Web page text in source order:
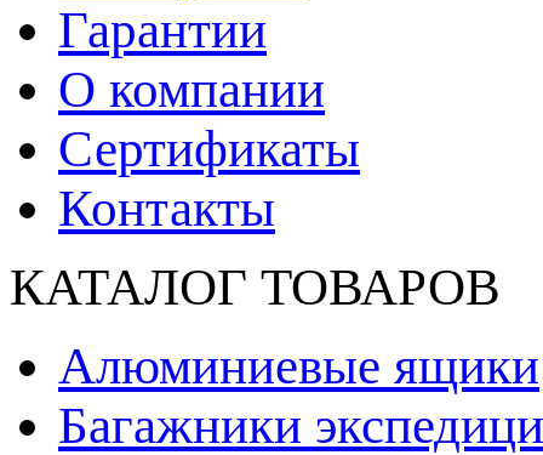
Гарантии
О компании
Сертификаты
Контакты
КАТАЛОГ ТОВАРОВ
Алюминиевые ящики
Багажники